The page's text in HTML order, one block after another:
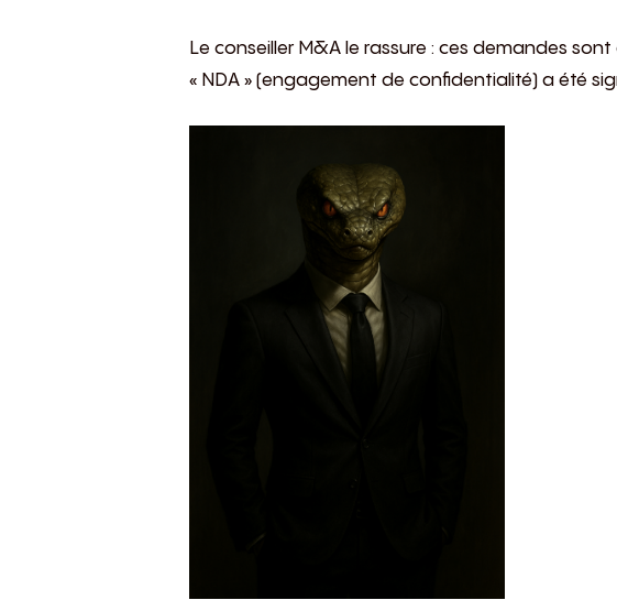
Le conseiller M&A le rassure : ces demandes
« NDA » (engagement de confidentialité) a été